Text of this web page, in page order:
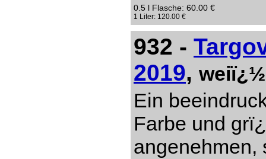
0.5 l Flasche: 60.00 €
1 Liter: 120.00 €
932 -
2019,
Ein
Farbe und
angenehmen,